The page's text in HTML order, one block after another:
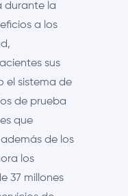
durante la
a los
sus
el sistema de
de prueba
que
de los
los
37 millones